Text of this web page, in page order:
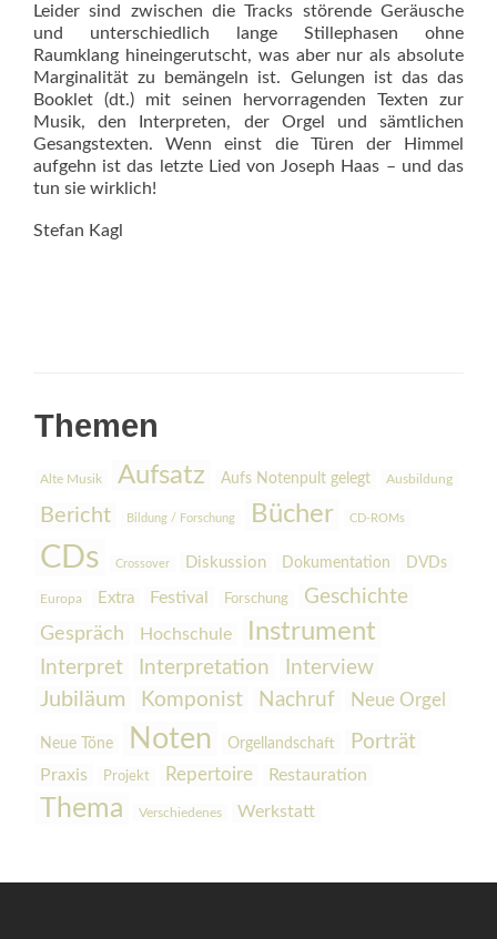
Leider sind zwischen die Tracks störende Geräusche
und unterschiedlich lange Stillephasen ohne
Raumklang hineingerutscht, was aber nur als absolute
Marginalität zu bemängeln ist. Gelungen ist das das
Book­let (dt.) mit seinen hervorragenden Texten zur
Musik, den Interpreten, der Orgel und sämtlichen
Gesangstexten. Wenn einst die Türen der Himmel
aufgehn ist das letzte Lied von Joseph Haas – und das
tun sie wirklich!
Stefan Kagl
Themen
Alte Musik Aufsatz Aufs Notenpult gelegt Ausbildung
Bericht Bildung / Forschung Bücher CD-ROMs
CDs Crossover Diskussion Dokumentation DVDs
Europa Extra Festival Forschung Geschichte
Gespräch Hochschule Instrument
Interpret Interpretation
Interview
Jubiläum
Komponist Nachruf Neue Orgel
Neue Töne Noten Orgellandschaft Porträt
Praxis Projekt Repertoire Restauration
Thema Verschiedenes Werkstatt